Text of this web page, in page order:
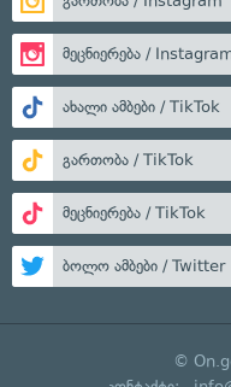
მეცნიერება /
ახალი ამბები / TikTok
გართობა / TikTok
მეცნიერება / TikTok
ბოლო ამბები / Twitter
©